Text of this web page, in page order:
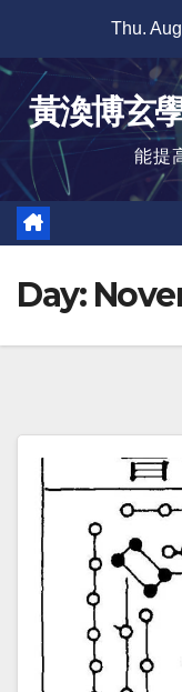
content
Thu.
黃渙博玄
能提
Day: